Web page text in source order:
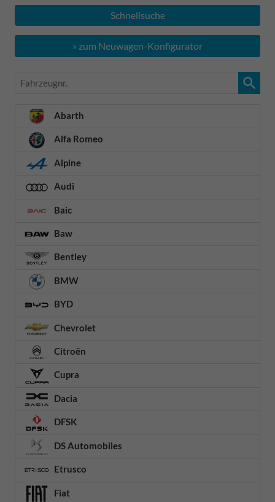
Schnellsuche
» zum Neuwagen-Konfigurator
Fahrzeugnr.
Abarth
Alfa Romeo
Alpine
Audi
Baic
Baw
Bentley
BMW
BYD
Chevrolet
Citroën
Cupra
Dacia
DFSK
DS Automobiles
Etrusco
Fiat